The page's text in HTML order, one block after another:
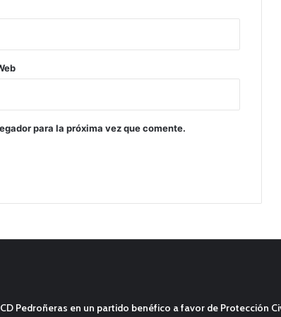
para la próxima vez que comente.
Pedroñeras en un partido benéfico a favor de Protección